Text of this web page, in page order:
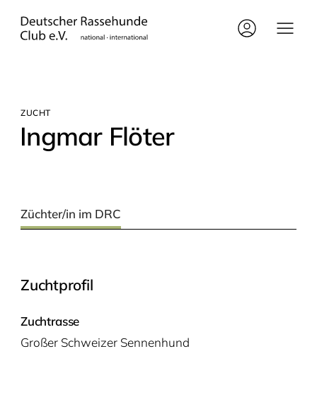
ZUCHT
Ing­mar Flöter
Züchter/in im DRC
Zuchtprofil
Zuchtrasse
Gro­ßer Schwei­zer Sennenhund